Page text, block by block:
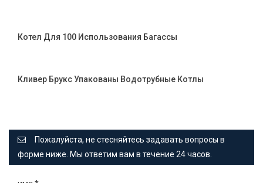
Котел Для 100 Использования Багассы
Кливер Брукс Упакованы Водотрубные Котлы
Пожалуйста, не стесняйтесь задавать вопросы в
форме ниже. Мы ответим вам в течение 24 часов.